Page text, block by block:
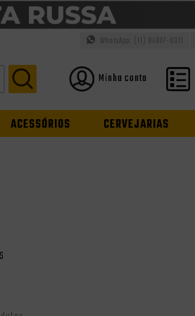
WhatsApp: (11) 94937-0371
Minha conta
ACESSÓRIOS CERVEJARIAS